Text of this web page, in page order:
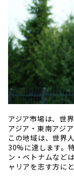
アジア市場は、世
アジア・東南アジ
この地域は、世界
30%に達します。
ン・ベトナムなど
ャリアを志す方に